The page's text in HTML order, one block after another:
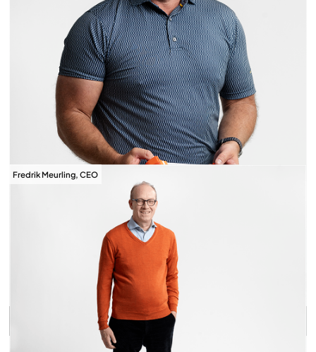
Download billede
Fredrik Meurling, CEO